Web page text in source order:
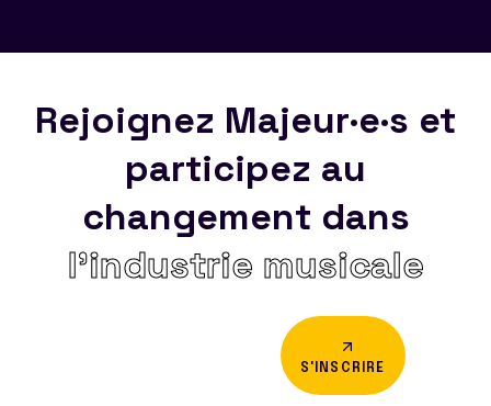
Rejoignez Majeur·e·s et
participez au
changement dans
l’industrie musicale
S'INSCRIRE